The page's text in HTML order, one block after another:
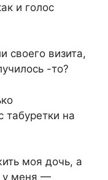
и голос
своего визита,
-то?
на
моя дочь, а
у меня —